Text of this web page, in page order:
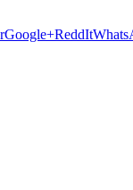
Google+ReddIt